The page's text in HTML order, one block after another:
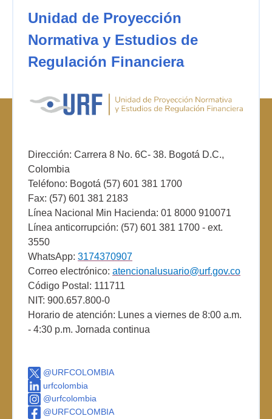
Unidad de Proyección
Normativa y Estudios de
Regulación Financiera
Dirección: Carrera 8 No. 6C- 38. Bogotá D.C.,
Colombia
Teléfono: Bogotá (57) 601 381 1700
Fax: (57) 601 381 2183
Línea Nacional Min Hacienda: 01 8000 910071
Línea anticorrupción: (57) 601 381 1700 - ext.
3550
WhatsApp: 3174370907
Correo electrónico: atencionalusuario@urf.gov.co
Código Postal: 111711
NIT: 900.657.800-0
Horario de atención: Lunes a viernes de 8:00 a.m.
- 4:30 p.m. Jornada continua
@URFCOLOMBIA
urfcolombia
@urfcolombia
@URFCOLOMBIA